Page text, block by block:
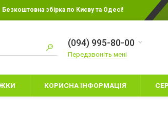
Безкоштовна збірка по Києву та Одесі!
(094) 995-80-00
Передзвоніть мені
КОРИСНА ІНФОРМАЦІЯ